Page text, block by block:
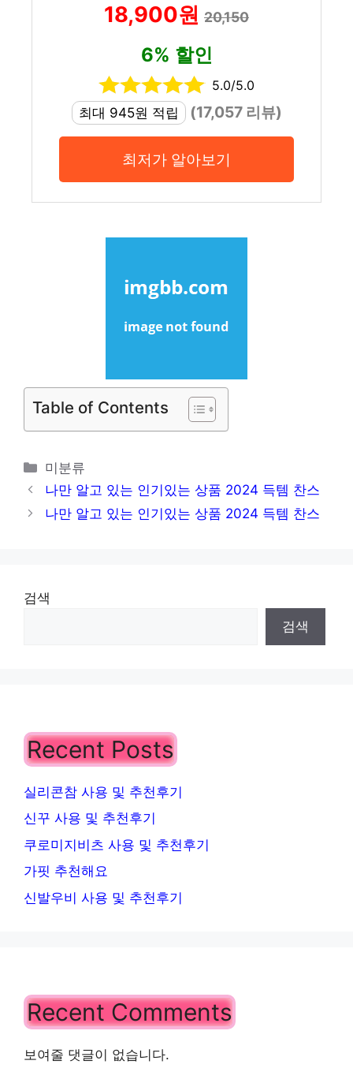
18,900원 20,150
6% 할인
5.0/5.0
최대 945원 적립
(17,057 리뷰)
최저가 알아보기
Table of Contents
카
테
고
리
미분류
나만 알고 있는 인기있는 상품 2024 득템 찬스
나만 알고 있는 인기있는 상품 2024 득템 찬스
검색
검색
Recent Posts
실리콘참 사용 및 추천후기
신꾸 사용 및 추천후기
쿠로미지비츠 사용 및 추천후기
가핏 추천해요
신발우비 사용 및 추천후기
Recent Comments
보여줄 댓글이 없습니다.